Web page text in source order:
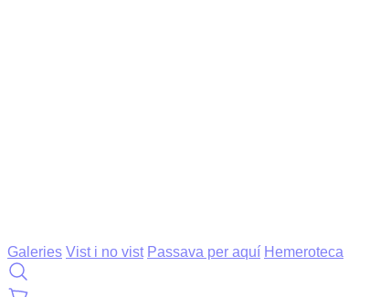
Galeries Vist i no vist Passava per aquí Hemeroteca